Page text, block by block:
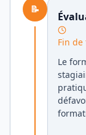
📝
Fin
Le